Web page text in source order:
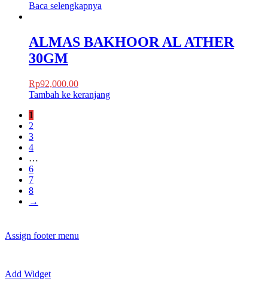
Baca selengkapnya
ALMAS BAKHOOR AL ATHER
30GM
Rp92,000.00
Tambah ke keranjang
1
2
3
4
…
6
7
8
→
Assign footer menu
Add Widget